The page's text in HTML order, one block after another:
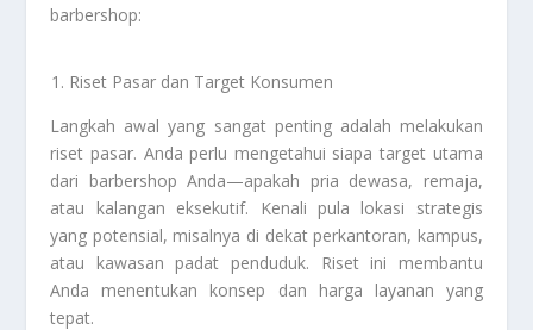
barbershop:
Riset Pasar dan Target Konsumen
Langkah awal yang sangat penting adalah melakukan
riset pasar. Anda perlu mengetahui siapa target utama
dari barbershop Anda—apakah pria dewasa, remaja,
atau kalangan eksekutif. Kenali pula lokasi strategis
yang potensial, misalnya di dekat perkantoran, kampus,
atau kawasan padat penduduk. Riset ini membantu
Anda menentukan konsep dan harga layanan yang
tepat.